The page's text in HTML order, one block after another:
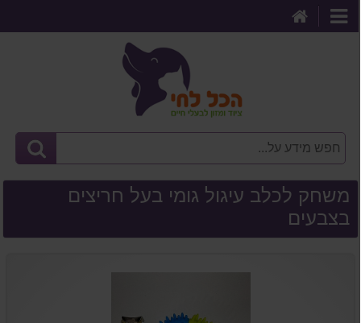
קטגוריות
משחק לכלב עיגול גומי בעל חריצים
בצבעים